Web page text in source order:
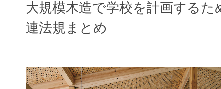
大規模木造で学校を計画するた
連法規まとめ